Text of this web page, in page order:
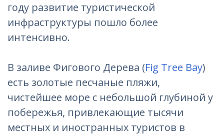
году развитие туристической
инфраструктуры пошло более
интенсивно.
В заливе Фигового Дерева (Fig Tree Bay)
есть золотые песчаные пляжи,
чистейшее море с небольшой глубиной у
побережья, привлекающие тысячи
местных и иностранных туристов в